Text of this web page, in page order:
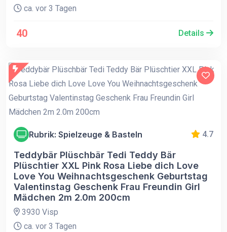
ca. vor 3 Tagen
40 Details
Rubrik: Spielzeuge & Basteln 4.7
Teddybär Plüschbär Tedi Teddy Bär
Plüschtier XXL Pink Rosa Liebe dich Love
Love You Weihnachtsgeschenk Geburtstag
Valentinstag Geschenk Frau Freundin Girl
Mädchen 2m 2.0m 200cm
3930 Visp
ca. vor 3 Tagen